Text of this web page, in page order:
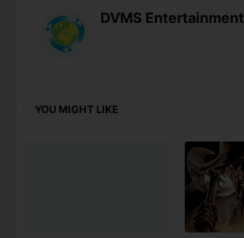
DVMS Entertainment
YOU MIGHT LIKE